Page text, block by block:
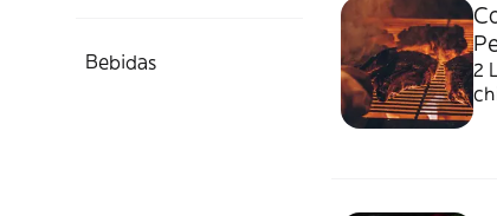
Bebidas
2